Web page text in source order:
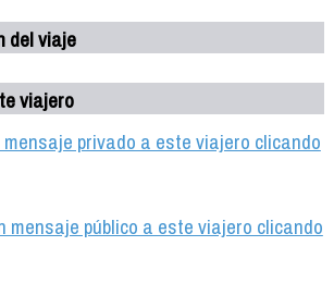
del viaje
viajero
mensaje privado a este viajero clicando
mensaje público a este viajero clicando